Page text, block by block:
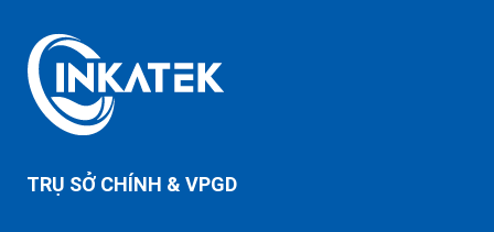
TRỤ SỞ CHÍNH & VPGD